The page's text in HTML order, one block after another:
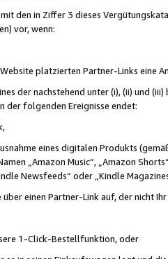
mit den in Ziffer 3 dieses
vor, wenn:
platzierten Partner-Links eine
der nachstehend unter (i), (ii) und
der folgenden Ereignisse endet:
eines digitalen Produkts
„Amazon Music“, „Amazon
Newsfeeds“ oder „Kindle
einen Partner-Link auf, der nicht Ihr
1-Click-Bestellfunktion, oder